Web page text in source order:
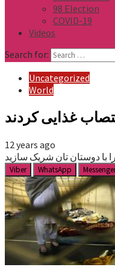
98 Election
COVID-19
Videos
Search for:
Uncategorized
World
غذایی کردند
12 years ago
با دوستان تان شریک سازید
Viber WhatsApp